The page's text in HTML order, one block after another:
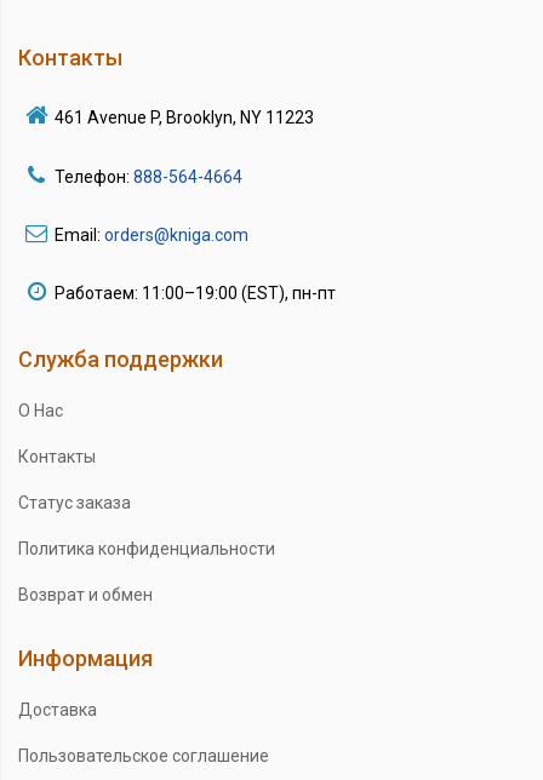
Контакты
461 Avenue P, Brooklyn, NY 11223
Телефон: 888-564-4664
Email: orders@kniga.com
Работаем: 11:00–19:00 (EST), пн-пт
Служба поддержки
О Нас
Контакты
Статус заказа
Политика конфиденциальности
Возврат и обмен
Информация
Доставка
Пользовательское соглашение